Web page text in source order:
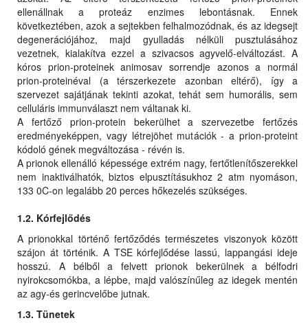
ellenállnak a proteáz enzimes lebontásnak. Ennek
következtében, azok a sejtekben felhalmozódnak, és az idegsejt
degenerációjához, majd gyulladás nélküli pusztulásához
vezetnek, kialakítva ezzel a szivacsos agyvelő-elváltozást. A
kóros prion-proteinek animosav sorrendje azonos a normál
prion-proteinéval (a térszerkezete azonban eltérő), így a
szervezet sajátjának tekinti azokat, tehát sem humorális, sem
celluláris immunválaszt nem váltanak ki.
A fertőző prion-protein bekerülhet a szervezetbe fertőzés
eredményeképpen, vagy létrejöhet mutációk - a prion-proteint
kódoló gének megváltozása - révén is.
A prionok ellenálló képessége extrém nagy, fertőtlenítőszerekkel
nem inaktiválhatók, biztos elpusztításukhoz 2 atm nyomáson,
133 0C-on legalább 20 perces hőkezelés szükséges.
1.2. Kórfejlődés
A prionokkal történő fertőződés természetes viszonyok között
szájon át történik. A TSE kórfejlődése lassú, lappangási ideje
hosszú. A bélből a felvett prionok bekerülnek a bélfodri
nyirokcsomókba, a lépbe, majd valószínűleg az idegek mentén
az agy-és gerincvelőbe jutnak.
1.3. Tünetek